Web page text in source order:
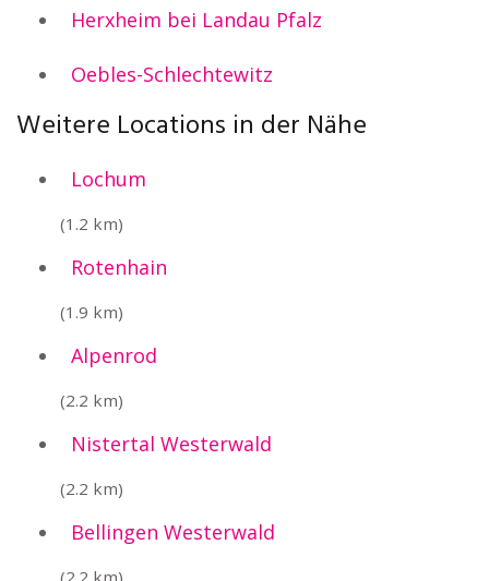
Herxheim bei Landau Pfalz
Oebles-Schlechtewitz
Weitere Locations in der Nähe
Lochum
(1.2 km)
Rotenhain
(1.9 km)
Alpenrod
(2.2 km)
Nistertal Westerwald
(2.2 km)
Bellingen Westerwald
(2.2 km)